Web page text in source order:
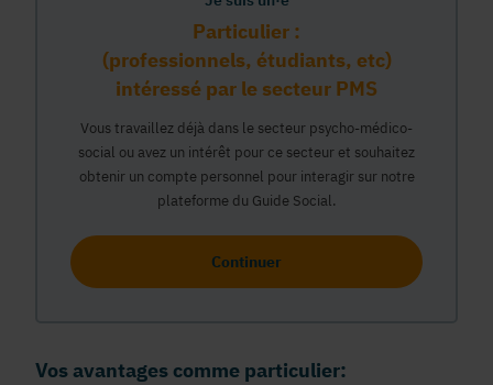
Particulier :
(professionnels, étudiants, etc)
intéressé par le secteur PMS
Vous travaillez déjà dans le secteur psycho-médico-
social ou avez un intérêt pour ce secteur et souhaitez
obtenir un compte personnel pour interagir sur notre
plateforme du Guide Social.
Continuer
Vos avantages comme particulier: